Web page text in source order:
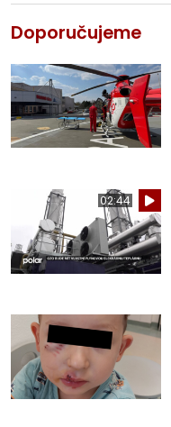
Doporučujeme
02:44